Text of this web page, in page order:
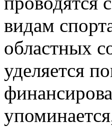
видам
областных
уделяется